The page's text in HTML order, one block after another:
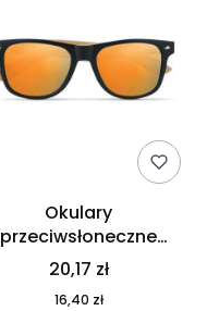
Okulary
przeciwsłoneczne
CALIFORNIA TOUCH
MO9617-10
20,17 zł
16,40 zł